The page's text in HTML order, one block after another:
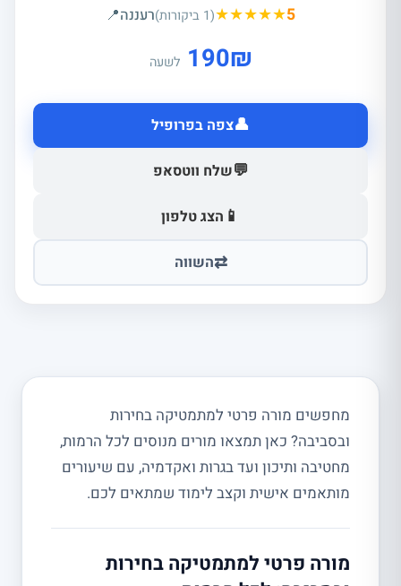
(1 ביקורות)★★★★★5 רעננה📍
₪
190 לשעה
👤צפה בפרופיל
💬שלח ווטסאפ
📱 הצג טלפון
⇄השווה
מחפשים מורה פרטי למתמטיקה בחירות
ובסביבה? כאן תמצאו מורים מנוסים לכל הרמות,
מחטיבה ותיכון ועד בגרות ואקדמיה, עם שיעורים
מותאמים אישית וקצב לימוד שמתאים לכם.
מורה פרטי למתמטיקה בחירות